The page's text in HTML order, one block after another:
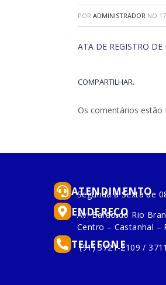
POR ADMINISTRADOR NO
ATA DE REGISTRO
COMPARTILHAR.
Os comentários estão
ATENDIMENTO
Segunda à Sexta de
ENDEREÇO
Av. Barão do Rio
Centro – Castanhal –
TELEFONE
(91) 3721-2109 /